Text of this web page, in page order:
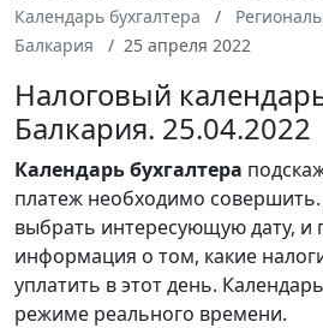
Календарь бухгалтера
Балкария
25 апреля 2022
Налоговый
Балкария. 25.04.2022
Календарьбухгалтера
платеж необходимо
выбрать интересующую дату, и
информация о том, какие
уплатить в этот день.
режиме реального времени.